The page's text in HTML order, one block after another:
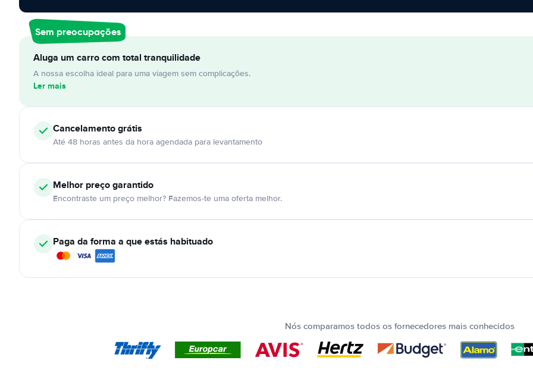
Sem preocupações
Aluga um carro com total tranquilidade
A nossa escolha ideal para uma viagem sem complicações.
Ler mais
Cancelamentográtis
Até 48 horas antes da hora agendada para levantamento
Melhor preço garantido
Encontraste um preço melhor? Fazemos-te uma oferta melhor.
Paga da forma a que estás habituado
Nós comparamos todos os fornecedores mais conhecidos